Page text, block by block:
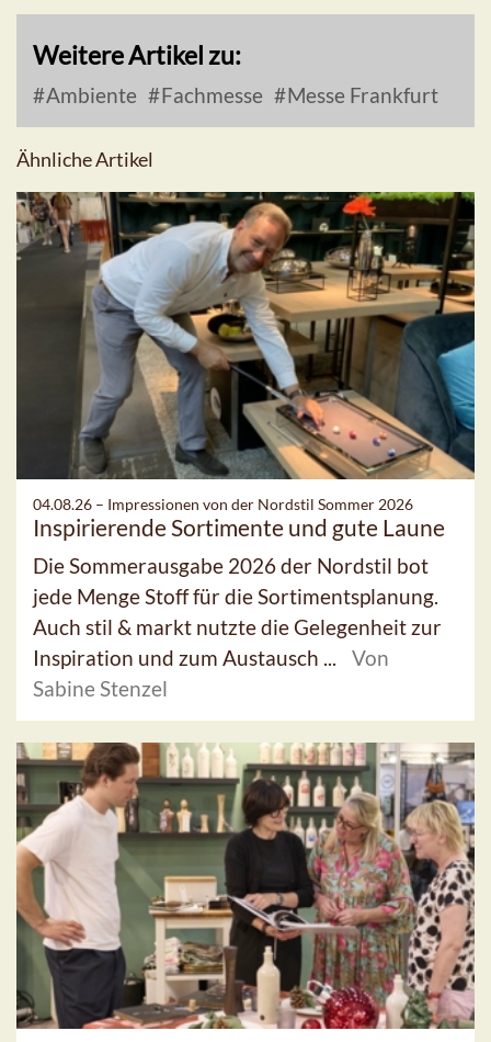
Weitere Artikel zu:
Ambiente Fachmesse Messe Frankfurt
Ähnliche Artikel
04.08.26 – Impressionen von der Nordstil Sommer 2026
Inspirierende Sortimente und gute Laune
Die Sommerausgabe 2026 der Nordstil bot
jede Menge Stoff für die Sortimentsplanung.
Auch stil & markt nutzte die Gelegenheit zur
Inspiration und zum Austausch ...
Von
Sabine Stenzel